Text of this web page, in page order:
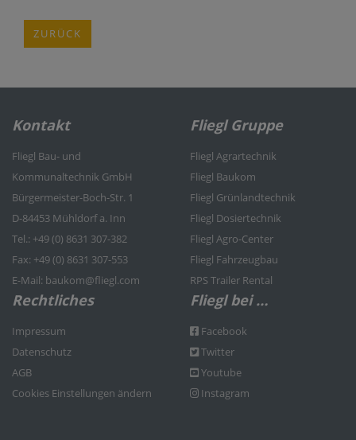
ZURÜCK
Kontakt
Fliegl Bau- und
Kommunaltechnik GmbH
Bürgermeister-Boch-Str. 1
D-84453 Mühldorf a. Inn
Tel.: +49 (0) 8631 307-382
Fax: +49 (0) 8631 307-553
E-Mail: baukom@fliegl.com
Fliegl Gruppe
Fliegl Agrartechnik
Fliegl Baukom
Fliegl Grünlandtechnik
Fliegl Dosiertechnik
Fliegl Agro-Center
Fliegl Fahrzeugbau
RPS Trailer Rental
Rechtliches
Impressum
Datenschutz
AGB
Cookies Einstellungen ändern
Fliegl bei …
Facebook
Twitter
Youtube
Instagram